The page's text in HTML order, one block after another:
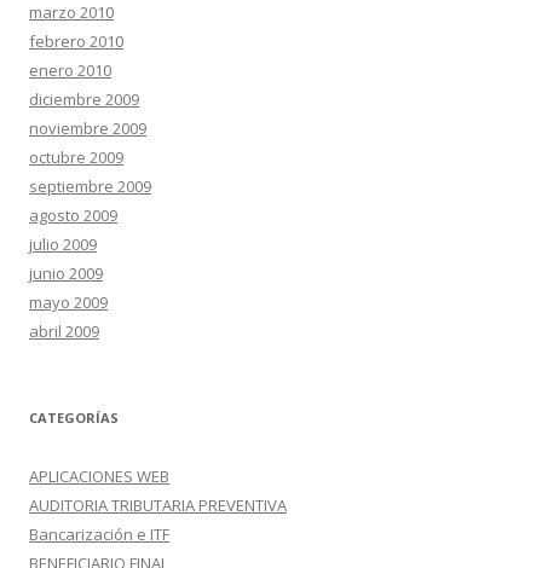
marzo 2010
febrero 2010
enero 2010
diciembre 2009
noviembre 2009
octubre 2009
septiembre 2009
agosto 2009
julio 2009
junio 2009
mayo 2009
abril 2009
CATEGORÍAS
APLICACIONES WEB
AUDITORIA TRIBUTARIA PREVENTIVA
Bancarización e ITF
BENEFICIARIO FINAL